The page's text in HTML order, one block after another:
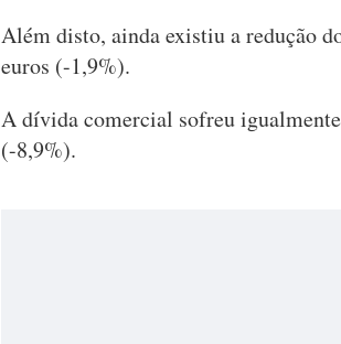
Além disto, ainda existiu a redução
euros (-1,9%).
A dívida comercial sofreu
(-8,9%).